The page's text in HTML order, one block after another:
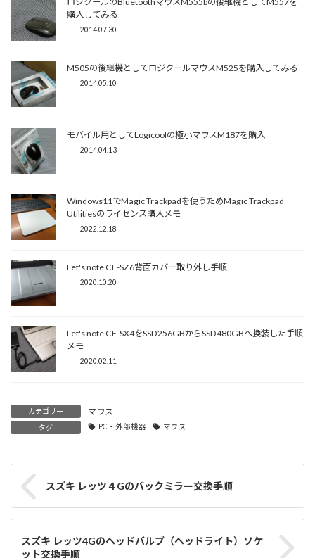
購入してみる
2014.07.30
M505の後継機としてロジクールマウスM525を購入してみる
2014.05.10
モバイル用としてLogicoolの極小マウスM187を購入
2014.04.13
Windows11でMagic Trackpadを使うためMagic Trackpad
Utilitiesのライセンス購入メモ
2022.12.18
Let's note CF-SZ6背面カバー取り外し手順
2020.10.20
Let's note CF-SX4をSSD256GBからSSD480GBへ換装した手順
メモ
2020.02.11
カテゴリー マウス
タグ PC・外部機器 マウス
スズキ レッツ４Gのバックミラー交換手順
スズキ レッツ4Gのヘッドバルブ（ヘッドライト）ソケ
ット交換手順